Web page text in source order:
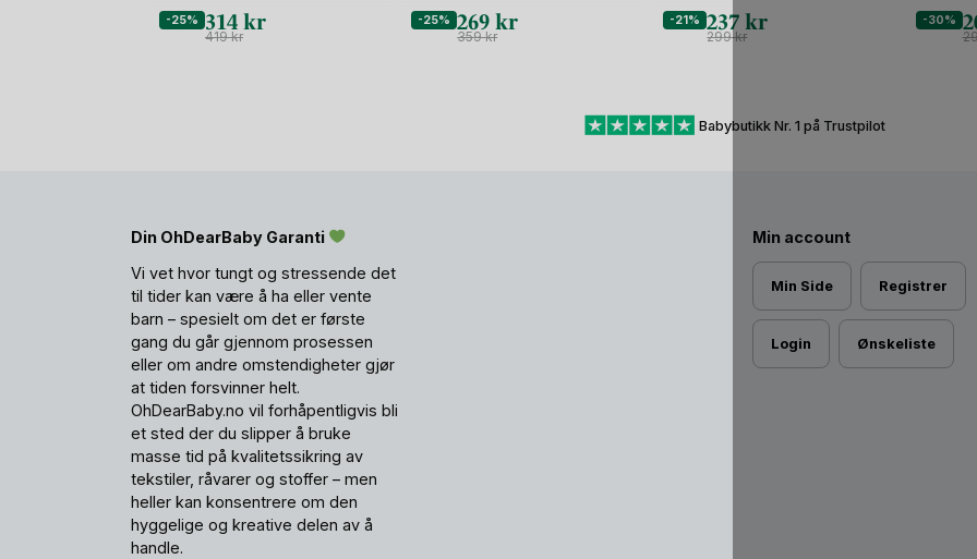
-25% 314kr
419kr
2250ml | Kimmie
-25% 269kr
359kr
2 -21% 237kr
299kr
Gorm
-30%
Babybutikk Nr. 1 på Trustpilot
Din OhDearBaby Garanti
Vi vet hvor tungt og stressende det
til tider kan være å ha eller vente
barn – spesielt om det er første
gang du går gjennom prosessen
eller om andre omstendigheter gjør
at tiden forsvinner helt.
OhDearBaby.no vil forhåpentligvis bli
et sted der du slipper å bruke
masse tid på kvalitetssikring av
tekstiler, råvarer og stoffer – men
heller kan konsentrere om den
hyggelige og kreative delen av å
handle.
Min account
Min Side Registrer
Login Ønskeliste